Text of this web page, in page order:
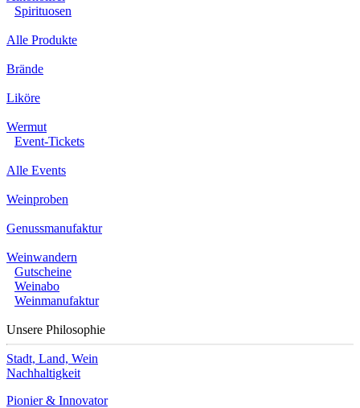
Spirituosen
Alle Produkte
Brände
Liköre
Wermut
Event-Tickets
Alle Events
Weinproben
Genussmanufaktur
Weinwandern
Gutscheine
Weinabo
Weinmanufaktur
Unsere Philosophie
Stadt, Land, Wein
Nachhaltigkeit
Pionier & Innovator